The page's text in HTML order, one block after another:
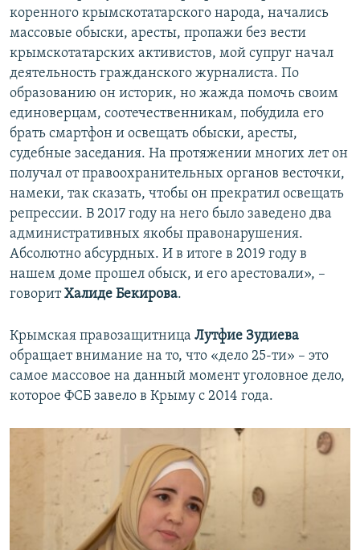
коренного крымскотатарского народа, начались
массовые обыски, аресты, пропажи без вести
крымскотатарских активистов, мой супруг начал
деятельность гражданского журналиста. По
образованию он историк, но жажда помочь своим
единоверцам, соотечественникам, побудила его
брать смартфон и освещать обыски, аресты,
судебные заседания. На протяжении многих лет он
получал от правоохранительных органов весточки,
намеки, так сказать, чтобы он прекратил освещать
репрессии. В 2017 году на него было заведено два
административных якобы правонарушения.
Абсолютно абсурдных. И в итоге в 2019 году в
нашем доме прошел обыск, и его арестовали», –
говоритХалиде Бекирова.
Крымская правозащитница Лутфие Зудиева
обращает внимание на то, что «дело 25-ти» – это
самое массовое на данный момент уголовное дело,
которое ФСБ завело в Крыму с 2014 года.